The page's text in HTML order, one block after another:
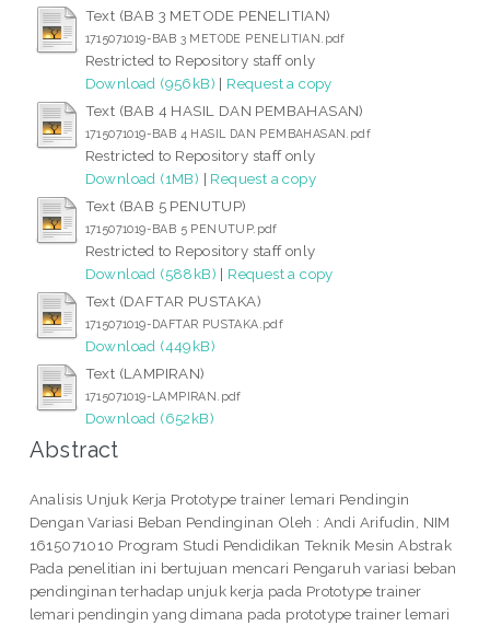
Text (BAB 3 METODE PENELITIAN)
1715071019-BAB 3 METODE PENELITIAN.pdf
Restricted to Repository staff only
Download (956kB) | Request a copy
Text (BAB 4 HASIL DAN PEMBAHASAN)
1715071019-BAB 4 HASIL DAN PEMBAHASAN.pdf
Restricted to Repository staff only
Download (1MB) | Request a copy
Text (BAB 5 PENUTUP)
1715071019-BAB 5 PENUTUP.pdf
Restricted to Repository staff only
Download (588kB) | Request a copy
Text (DAFTAR PUSTAKA)
1715071019-DAFTAR PUSTAKA.pdf
Download (449kB)
Text (LAMPIRAN)
1715071019-LAMPIRAN.pdf
Download (652kB)
Abstract
Analisis Unjuk Kerja Prototype trainer lemari Pendingin
Dengan Variasi Beban Pendinginan Oleh : Andi Arifudin, NIM
1615071010 Program Studi Pendidikan Teknik Mesin Abstrak
Pada penelitian ini bertujuan mencari Pengaruh variasi beban
pendinginan terhadap unjuk kerja pada Prototype trainer
lemari pendingin yang dimana pada prototype trainer lemari